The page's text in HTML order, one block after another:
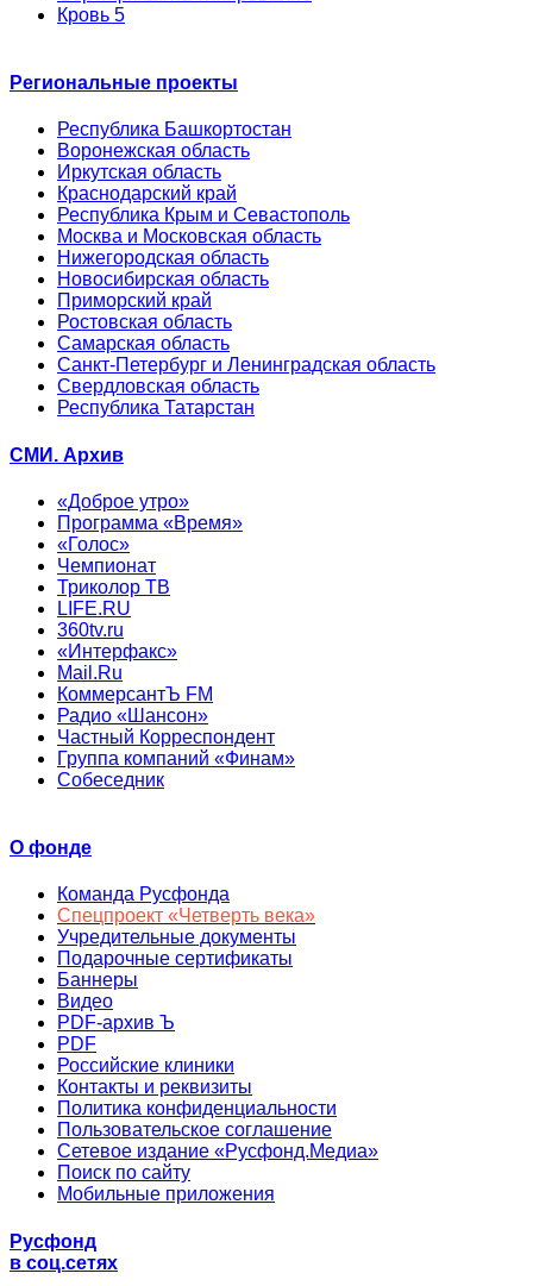
Кровь 5
Региональные проекты
Республика Башкортостан
Воронежская область
Иркутская область
Краснодарский край
Республика Крым и Севастополь
Москва и Московская область
Нижегородская область
Новосибирская область
Приморский край
Ростовская область
Самарская область
Санкт-Петербург и Ленинградская область
Свердловская область
Республика Татарстан
СМИ. Архив
«Доброе утро»
Программа «Время»
«Голос»
Чемпионат
Триколор ТВ
LIFE.RU
360tv.ru
«Интерфакс»
Mail.Ru
КоммерсантЪ FM
Радио «Шансон»
Частный Корреспондент
Группа компаний «Финам»
Собеседник
О фонде
Команда Русфонда
Спецпроект «Четверть века»
Учредительные документы
Подарочные сертификаты
Баннеры
Видео
PDF-архив Ъ
PDF
Российские клиники
Контакты и реквизиты
Политика конфиденциальности
Пользовательское соглашение
Сетевое издание «Русфонд.Медиа»
Поиск по сайту
Мобильные приложения
Русфонд
в соц.сетях